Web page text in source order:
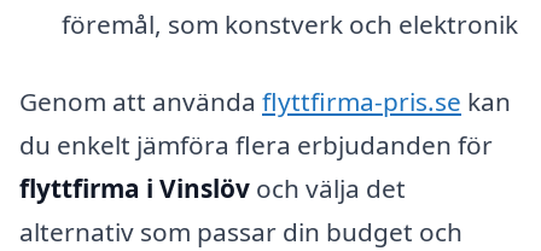
föremål, som konstverk och elektronik
Genom att använda flyttfirma-pris.se kan
du enkelt jämföra flera erbjudanden för
flyttfirma i Vinslöv och välja det
alternativ som passar din budget och